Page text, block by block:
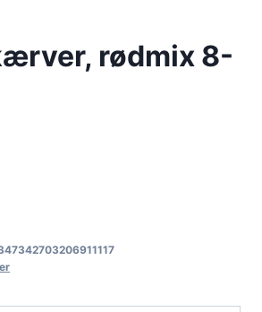
rødmix 8-